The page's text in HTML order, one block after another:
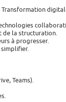
Transformation
de la structuration.
à progresser.
Teams).